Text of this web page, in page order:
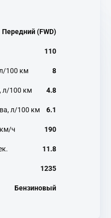
100 км
л/100 км
л/100 км
ч
Передний (FWD)
110
8
4.8
6.1
190
11.8
1235
Бензиновый